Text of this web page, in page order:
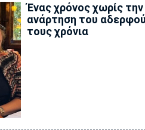
Ένας χρόνος χωρίς
ανάρτηση του
τους χρόνια